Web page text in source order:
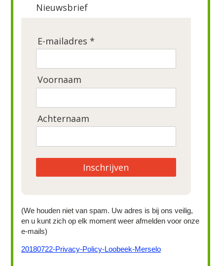
Nieuwsbrief
E-mailadres *
Voornaam
Achternaam
Inschrijven
(We houden niet van spam. Uw adres is bij ons veilig,
en u kunt zich op elk moment weer afmelden voor onze
e-mails)
20180722-Privacy-Policy-Loobeek-Merselo